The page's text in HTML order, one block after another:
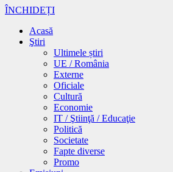
ÎNCHIDEȚI
Acasă
Ştiri
Ultimele știri
UE / România
Externe
Oficiale
Cultură
Economie
IT / Ştiinţă / Educaţie
Politică
Societate
Fapte diverse
Promo